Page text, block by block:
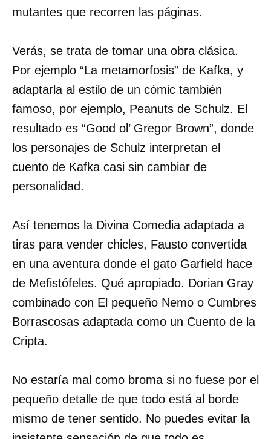
mutantes que recorren las páginas.
Verás, se trata de tomar una obra clásica.
Por ejemplo “La metamorfosis” de Kafka, y
adaptarla al estilo de un cómic también
famoso, por ejemplo, Peanuts de Schulz. El
resultado es “Good ol’ Gregor Brown”, donde
los personajes de Schulz interpretan el
cuento de Kafka casi sin cambiar de
personalidad.
Así tenemos la Divina Comedia adaptada a
tiras para vender chicles, Fausto convertida
en una aventura donde el gato Garfield hace
de Mefistófeles. Qué apropiado. Dorian Gray
combinado con El pequeño Nemo o Cumbres
Borrascosas adaptada como un Cuento de la
Cripta.
No estaría mal como broma si no fuese por el
pequeño detalle de que todo está al borde
mismo de tener sentido. No puedes evitar la